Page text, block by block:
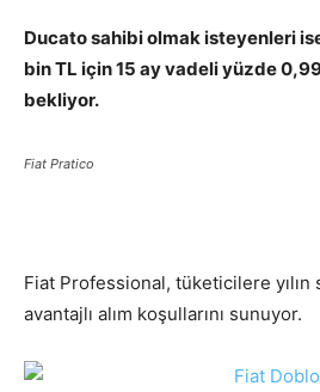
Ducato sahibi olmak isteyenleri ise
bin TL için 15 ay vadeli yüzde
bekliyor.
Fiat Pratico
Fiat Professional, tüketicilere yılın
avantajlı alım koşullarını sunuyor.